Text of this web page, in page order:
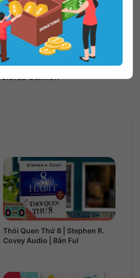
Trông Nom Trái Đất |
Cannon
Thói Quen Thứ 8 | Stephen R.
Covey Audio | Bản Ful